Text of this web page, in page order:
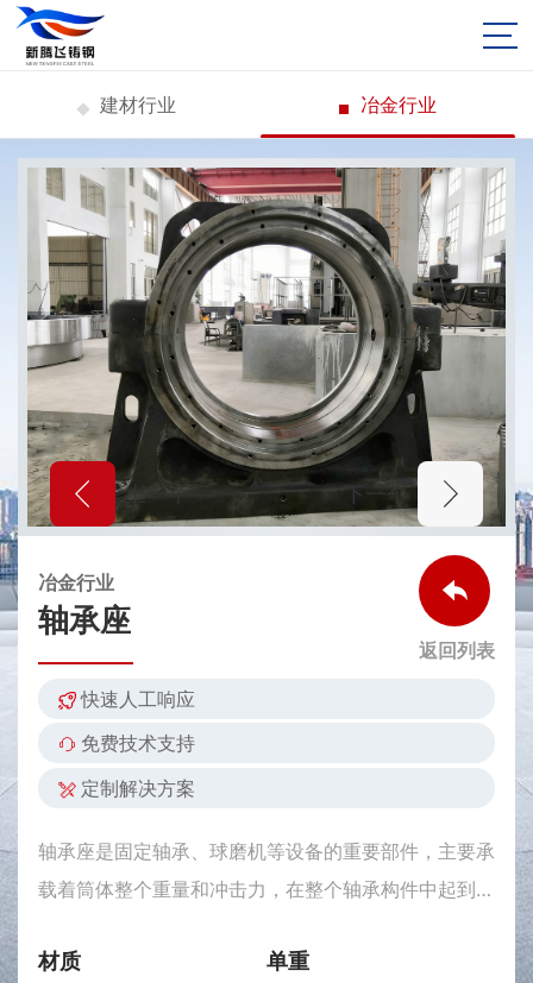
建材行业 冶金行业
上一个 下一个
冶金行业
轴承座
返回列表
快速人工响应
免费技术支持
定制解决方案
轴承座是固定轴承、球磨机等设备的重要部件，主要承
载着筒体整个重量和冲击力，在整个轴承构件中起到支
点是轴，外支撑就是轴承座。 轴承座是在低速重载并
材质 单重